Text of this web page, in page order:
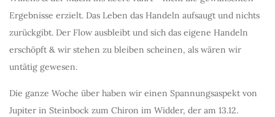
Ergebnisse erzielt. Das Leben das Handeln aufsaugt und nichts
zurückgibt. Der Flow ausbleibt und sich das eigene Handeln
erschöpft & wir stehen zu bleiben scheinen, als wären wir
untätig gewesen.
Die ganze Woche über haben wir einen Spannungsaspekt von
Jupiter in Steinbock zum Chiron im Widder, der am 13.12.